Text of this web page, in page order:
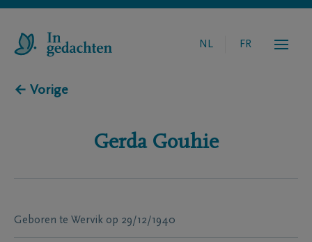
NL FR
← Vorige
Gerda Gouhie
Geboren te Wervik op 29/12/1940